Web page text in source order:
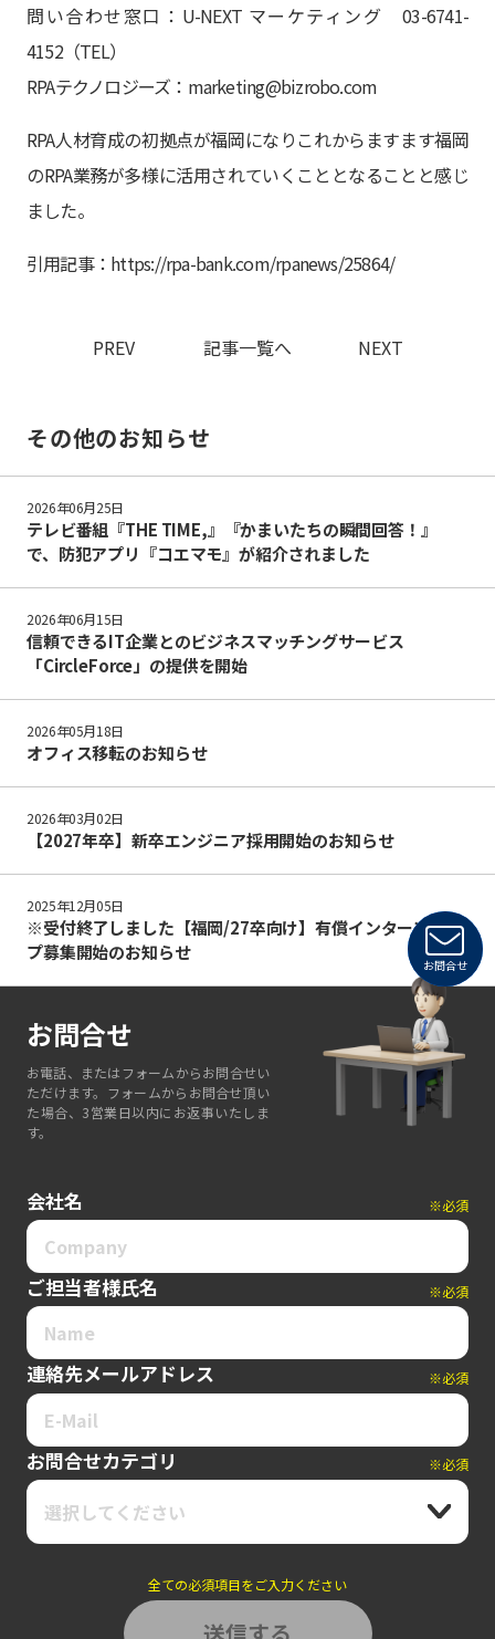
問い合わせ窓口：U-NEXT マーケティング 03-6741-
4152（TEL）
RPAテクノロジーズ：marketing@bizrobo.com
RPA人材育成の初拠点が福岡になりこれからますます福岡
のRPA業務が多様に活用されていくこととなることと感じ
ました。
引用記事： https://rpa-bank.com/rpanews/25864/
PREV 記事一覧へ NEXT
その他のお知らせ
テレビ番組『THE TIME,』『かまいたちの瞬間回答！』
で、防犯アプリ『コエマモ』が紹介されました
2026年06月25日
信頼できるIT企業とのビジネスマッチングサービス
「CircleForce」の提供を開始
2026年06月15日
オフィス移転のお知らせ
2026年05月18日
【2027年卒】新卒エンジニア採用開始のお知らせ
2026年03月02日
※受付終了しました【福岡/27卒向け】有償インターンシッ
プ募集開始のお知らせ
2025年12月05日
お問合せ
お問合せ
お電話、またはフォームからお問合せい
ただけます。フォームからお問合せ頂い
た場合、3営業日以内にお返事いたしま
す。
会社名 ※必須
ご担当者様氏名 ※必須
連絡先メールアドレス ※必須
お問合せカテゴリ ※必須
選択してください
全ての必須項目をご入力ください